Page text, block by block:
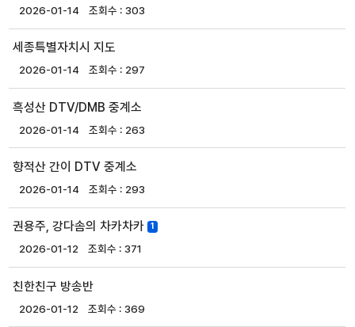
2026-01-14 303
세종특별자치시 지도
2026-01-14 297
흑성산 DTV/DMB 중계소
2026-01-14 263
향적산 간이 DTV 중계소
2026-01-14 293
권용주, 강다솜의 차카차카 1
2026-01-12 371
친한친구 방송반
2026-01-12 369